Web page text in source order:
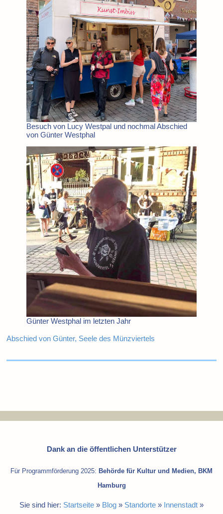
Besuch von Lucy Westpal und nochmal Abschied
von Günter Westphal
Günter Westphal im letzten Jahr
Abschied von Günter, Seele des Münzviertels
Dank an die öffentlichen Unterstützer
Für Programmförderung 2025: Behörde für Kultur und Medien, BKM
Hamburg
Sie sind hier: Startseite » Blog » Standorte » Innenstadt »